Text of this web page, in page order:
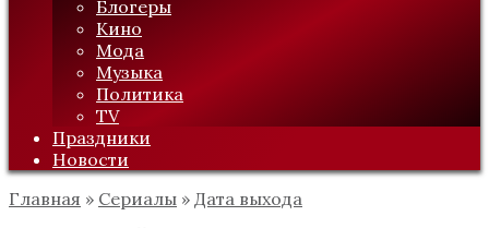
Блогеры
Кино
Мода
Музыка
Политика
TV
Праздники
Новости
Главная » Сериалы » Дата выхода